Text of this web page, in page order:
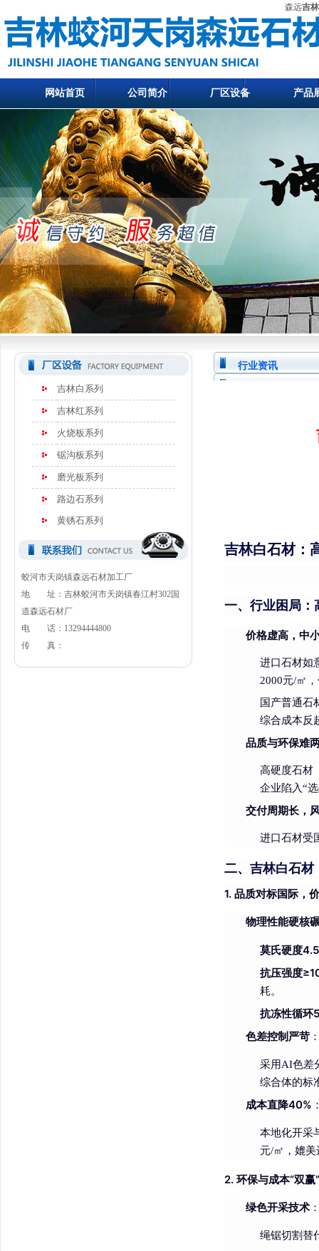
森远吉
网站首页 公司简介 厂区设备 产品
吉林白系列
吉林红系列
火烧板系列
锯沟板系列
磨光板系列
路边石系列
黄锈石系列
蛟河市天岗镇森远石材加工厂
地 址：吉林蛟河市天岗镇春江村302国
道森远石材厂
电 话：13294444800
传 真：
行业资讯
吉林白石材：
一、行业困局：
价格虚高，中
进口石材如
2000元/㎡
国产普通石
综合成本反
品质与环保难
高硬度石材
企业陷入“
交付周期长，
进口石材受
二、吉林白石材
1. 品质对标国际，
物理性能硬核
莫氏硬度
抗压强度
耗。
抗冻性循环
色差控制严苛
采用AI色差
综合体的标
成本直降40%
本地化开采
元/㎡，媲
2. 环保与成本“双赢
绿色开采技术
绳锯切割替